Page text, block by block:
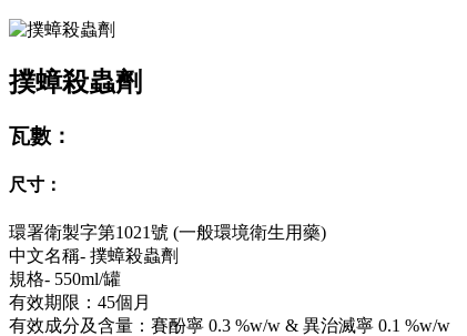
撲蟑殺蟲劑
瓦數：
尺寸：
環署衛製字第1021號 (一般環境衛生用藥)
中文名稱- 撲蟑殺蟲劑
規格- 550ml/罐
有效期限：45個月
有效成分及含量：賽酚寧 0.3 %w/w & 異治滅寧 0.1 %w/w